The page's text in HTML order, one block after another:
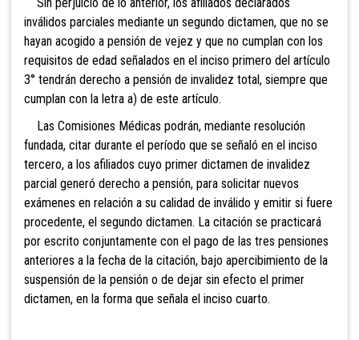
inválidos parciales mediante un segundo dictamen, que no se
hayan acogido a pensión de vejez y que no cumplan con los
requisitos de edad señalados en el inciso primero del artículo
3° tendrán derecho a pensión de invalidez total, siempre que
cumplan con la letra a) de este artículo.
Las Comisiones Médicas podrán, mediante resolución
fundada, citar durante el período que se señaló en el inciso
tercero, a los afiliados cuyo primer dictamen de invalidez
parcial generó derecho a pensión, para solicitar nuevos
exámenes en relación a su calidad de inválido y emitir si fuere
procedente, el segundo dictamen. La citación se practicará
por escrito conjuntamente con el pago de las tres pensiones
anteriores a la fecha de la citación, bajo apercibimiento de la
suspensión de la pensión o de dejar sin efecto el primer
dictamen, en la forma que señala el inciso cuarto.